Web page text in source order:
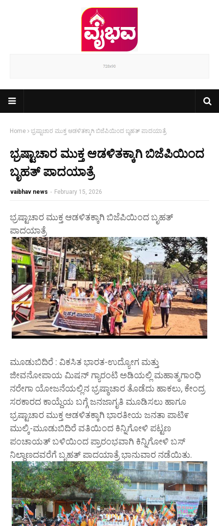
Home ಭ್ರಷ್ಟಾಚಾರ ಮುಕ್ತ ಆಡಳಿತಕ್ಕಾಗಿ ಬಿಜೆಪಿಯಿಂದ ಬೃಹತ್ ಪಾದಯಾತ್ರೆ
ಭ್ರಷ್ಟಾಚಾರ ಮುಕ್ತ ಆಡಳಿತಕ್ಕಾಗಿ ಬಿಜೆಪಿಯಿಂದ
ಬೃಹತ್ ಪಾದಯಾತ್ರೆ
vaibhav news - February 15, 2026
ಭ್ರಷ್ಟಾಚಾರ ಮುಕ್ತ ಆಡಳಿತಕ್ಕಾಗಿ ಬಿಜೆಪಿಯಿಂದ ಬೃಹತ್
ಪಾದಯಾತ್ರೆ
ಮೂಡುಬಿದಿರೆ : ವಿಕಸಿತ ಭಾರತ-ಉದ್ಯೋಗ ಮತ್ತು
ಜೀವನೋಪಾಯ ಮಿಷನ್ ಗ್ಯಾರಂಟಿ ಅಡಿಯಲ್ಲಿ ಮಹಾತ್ಮಗಾಂಧಿ
ನರೇಗಾ ಯೋಜನೆಯಲ್ಲಿನ ಭ್ರಷ್ಠಾಚಾರ ತೊಡೆದು ಹಾಕಲು, ಕೇಂದ್ರ
ಸರಕಾರದ ಕಾಯ್ದೆಯ ಬಗ್ಗೆ ಜನಜಾಗೃತಿ ಮೂಡಿಸಲು ಹಾಗೂ
ಭ್ರಷ್ಟಾಚಾರ ಮುಕ್ತ ಆಡಳಿತಕ್ಕಾಗಿ ಭಾರತೀಯ ಜನತಾ ಪಾಟಿ೯
ಮುಲ್ಕಿ-ಮೂಡುಬಿದಿರೆ ವತಿಯಿಂದ ಕಿನ್ನಿಗೋಳಿ ಪಟ್ಟಣ
ಪಂಚಾಯತ್ ಬಳಿಯಿಂದ ಪ್ರಾರಂಭವಾಗಿ ಕಿನ್ನಿಗೋಳಿ ಬಸ್
ನಿಲ್ದಾಣದವರೆಗೆ ಬೃಹತ್ ಪಾದಯಾತ್ರೆ ಭಾನುವಾರ ನಡೆಯಿತು.